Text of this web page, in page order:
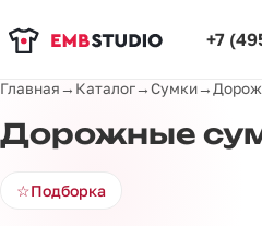
+7
Главная→ Каталог→Сумки→
Дорожные
☆Подборка